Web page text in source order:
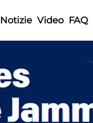
Notizie Video FAQ